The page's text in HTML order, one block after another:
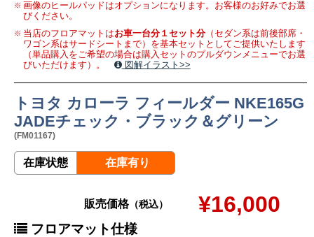
画像のヒールパッドはオプションになります。お客様のお好みでお選
びください。
当店のフロアマットはお車一台分１セット分（セダン系は前後部席・
ワゴン系はサードシートまで）を基本セットとしてご提供いたします
（単品購入をご希望の場合は購入セットのプルダウンメニューでお選
びいただけます）。
図解イラスト>>
トヨタ カローラ フィールダー NKE165G
JADEチェック・ブラック＆グリーン
(FM01167)
在庫状態 在庫有り
販売価格（税込） ¥16,000
フロアマット仕様